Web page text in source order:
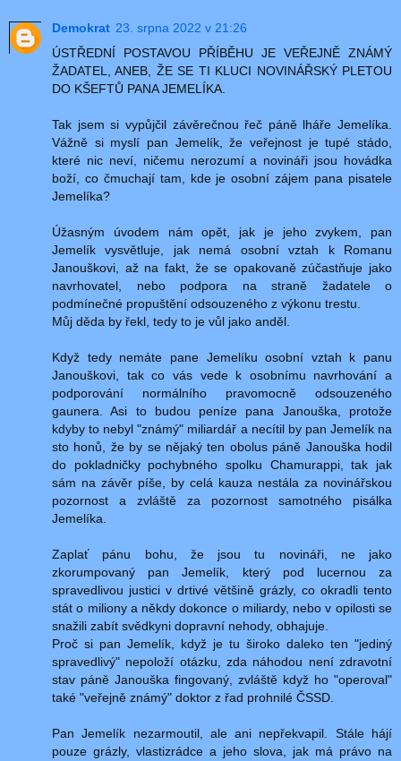
Demokrat 23. srpna 2022 v 21:26
ÚSTŘEDNÍ POSTAVOU PŘÍBĚHU JE VEŘEJNĚ ZNÁMÝ
ŽADATEL, ANEB, ŽE SE TI KLUCI NOVINÁŘSKÝ PLETOU
DO KŠEFTŮ PANA JEMELÍKA.
Tak jsem si vypůjčil závěrečnou řeč páně lháře Jemelíka.
Vážně si myslí pan Jemelík, že veřejnost je tupé stádo,
které nic neví, ničemu nerozumí a novináři jsou hovádka
boží, co čmuchají tam, kde je osobní zájem pana pisatele
Jemelíka?
Úžasným úvodem nám opět, jak je jeho zvykem, pan
Jemelík vysvětluje, jak nemá osobní vztah k Romanu
Janouškovi, až na fakt, že se opakovaně zúčastňuje jako
navrhovatel, nebo podpora na straně žadatele o
podmínečné propuštění odsouzeného z výkonu trestu.
Můj děda by řekl, tedy to je vůl jako anděl.
Když tedy nemáte pane Jemelíku osobní vztah k panu
Janouškovi, tak co vás vede k osobnímu navrhování a
podporování normálního pravomocně odsouzeného
gaunera. Asi to budou peníze pana Janouška, protože
kdyby to nebyl "známý" miliardář a necítil by pan Jemelík na
sto honů, že by se nějaký ten obolus páně Janouška hodil
do pokladničky pochybného spolku Chamurappi, tak jak
sám na závěr píše, by celá kauza nestála za novinářskou
pozornost a zvláště za pozornost samotného pisálka
Jemelíka.
Zaplať pánu bohu, že jsou tu novináři, ne jako
zkorumpovaný pan Jemelík, který pod lucernou za
spravedlivou justici v drtivé většině grázly, co okradli tento
stát o miliony a někdy dokonce o miliardy, nebo v opilosti se
snažili zabít svědkyni dopravní nehody, obhajuje.
Proč si pan Jemelík, když je tu široko daleko ten "jediný
spravedlivý" nepoloží otázku, zda náhodou není zdravotní
stav páně Janouška fingovaný, zvláště když ho "operoval"
také "veřejně známý" doktor z řad prohnilé ČSSD.
Pan Jemelík nezarmoutil, ale ani nepřekvapil. Stále hájí
pouze grázly, vlastizrádce a jeho slova, jak má právo na